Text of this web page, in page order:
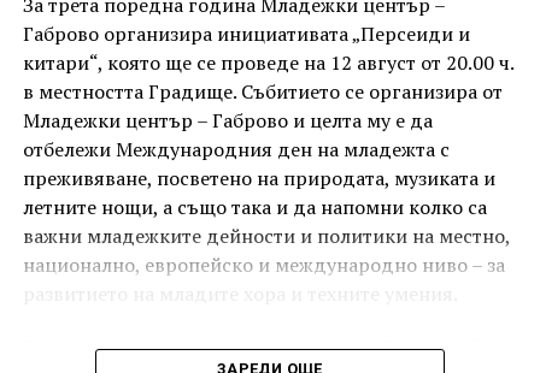
под звездното дряновско небе.
За трета поредна година Младежки център –
Габрово организира инициативата „Персеиди и
китари“, която ще се проведе на 12 август от 20.00 ч.
в местността Градище. Събитието се организира от
Младежки център – Габрово и целта му е да
отбележи Международния ден на младежта с
преживяване, посветено на природата, музиката и
летните нощи, а също така и да напомни колко са
важни младежките дейности и политики на местно,
национално, европейско и международно ниво – за
Вечерта е в пика на метеорния поток „Персеиди“ –
ЗАРЕДИ ОЩЕ